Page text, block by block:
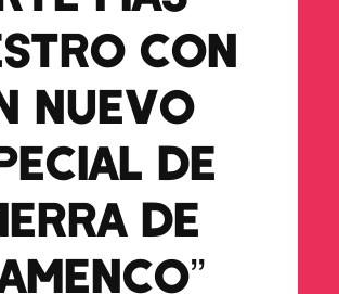
CON
NUEVO
DE
DE